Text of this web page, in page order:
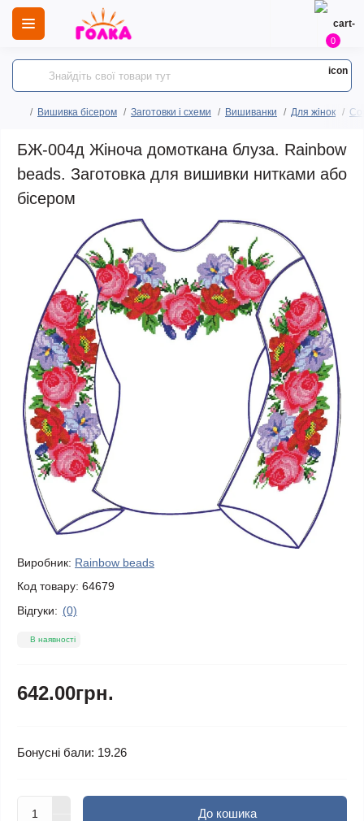
0
Вишивка бісером Заготовки і схеми Вишиванки Для жінок
БЖ-004д Жіноча домоткана блуза. Rainbow
beads. Заготовка для вишивки нитками або
бісером
Виробник: Rainbow beads
Код товару: 64679
Відгуки: (0)
В наявності
642.00грн.
Бонусні бали: 19.26
До кошика